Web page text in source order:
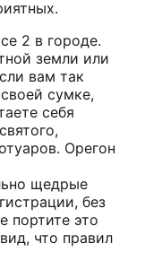
2 в городе.
земли или
вам так
сумке,
себя
Орегон
щедрые
без
портите это
что правил